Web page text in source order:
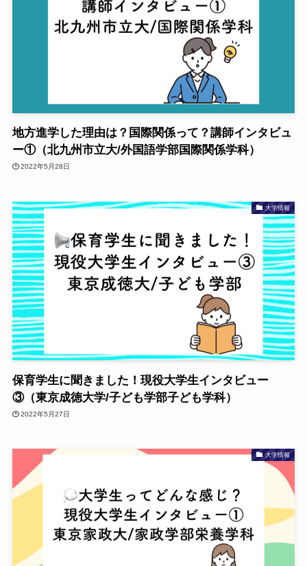
地方進学した理由は？国際関係って？講師インタビュ
ー①（北九州市立大/外国語学部国際関係学科）
2022年5月28日
大学情報
保育学生に聞きました！現役大学生インタビュー
③（東京成徳大学/子ども学部子ども学科）
2022年5月27日
大学情報